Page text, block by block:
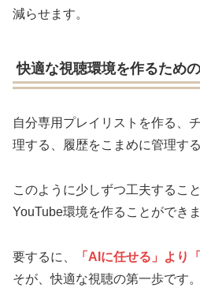
減らせます。
快適な視聴環境を作るため
自分専用プレイリストを作る、
理する、履歴をこまめに管理す
このように少しずつ工夫するこ
YouTube環境を作ることができま
要するに、 「AIに任せる」より
そが、快適な視聴の第一歩です。